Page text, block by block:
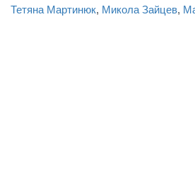
Тетяна Мартинюк, Микола Зайцев,